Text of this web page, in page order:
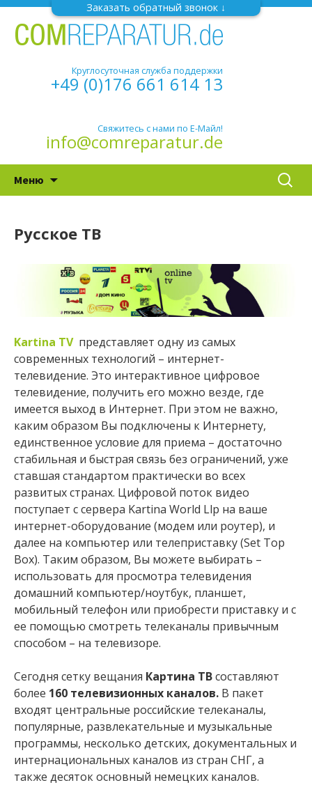
Заказать обратный звонок
Круглосуточная служба поддержки
+49 (0)176 661 614 13
Свяжитесь с нами по Е-Майл!
info@comreparatur.de
Меню
к
содержимому
Найти:
Русское ТВ
Kartina TVпредставляет одну из самых
современных технологий – интернет-
телевидение. Это интерактивное цифровое
телевидение, получить его можно везде, где
имеется выход в Интернет. При этом не важно,
каким образом Вы подключены к Интернету,
единственное условие для приема – достаточно
стабильная и быстрая связь без ограничений, уже
ставшая стандартом практически во всех
развитых странах. Цифровой поток видео
поступает с сервера Kartina World Llp на ваше
интернет-оборудование (модем или роутер), и
далее на компьютер или телеприставку (Set Top
Box). Таким образом, Вы можете выбирать –
использовать для просмотра телевидения
домашний компьютер/ноутбук, планшет,
мобильный телефон или приобрести приставку и с
ее помощью смотреть телеканалы привычным
способом – на телевизоре.
Сегодня сетку вещания Картина ТВсоставляют
более 160 телевизионных каналов. В пакет
входят центральные российские телеканалы,
популярные, развлекательные и музыкальные
программы, несколько детских, документальных и
интернациональных каналов из стран СНГ, а
также десяток основный немецких каналов.